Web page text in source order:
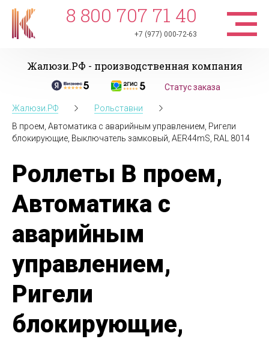
8 800 707 71 40
+7 (977) 000-72-63
Жалюзи.РФ - производственная компания
Статус заказа
Жалюзи.РФ
Рольставни
В проем, Автоматика с аварийным управлением, Ригели
блокирующие, Выключатель замковый, AER44mS, RAL 8014
Роллеты В проем,
Автоматика с
аварийным
управлением,
Ригели
блокирующие,